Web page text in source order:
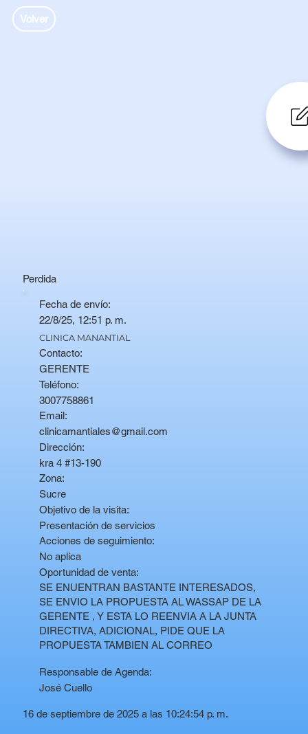
Volver
Perdida
Fecha de envío:
22/8/25, 12:51 p. m.
CLINICA MANANTIAL
Contacto:
GERENTE
Teléfono:
3007758861
Email:
clinicamantiales@gmail.com
Dirección:
kra 4 #13-190
Zona:
Sucre
Objetivo de la visita:
Presentación de servicios
Acciones de seguimiento:
No aplica
Oportunidad de venta:
SE ENUENTRAN BASTANTE INTERESADOS,
SE ENVIO LA PROPUESTA AL WASSAP DE LA
GERENTE , Y ESTA LO REENVIA A LA JUNTA
DIRECTIVA, ADICIONAL, PIDE QUE LA
PROPUESTA TAMBIEN AL CORREO
Responsable de Agenda:
José Cuello
16 de septiembre de 2025 a las 10:24:54 p. m.